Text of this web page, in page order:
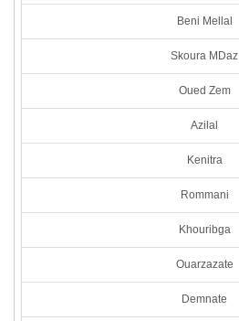
Beni Mellal
Skoura MDaz
Oued Zem
Azilal
Kenitra
Rommani
Khouribga
Ouarzazate
Demnate